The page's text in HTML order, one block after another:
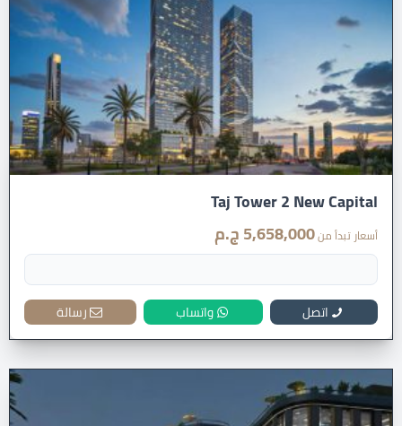
Taj Tower 2 New Capital
أسعار تبدأ من5,658,000 ج.م
اتصل واتساب رسالة